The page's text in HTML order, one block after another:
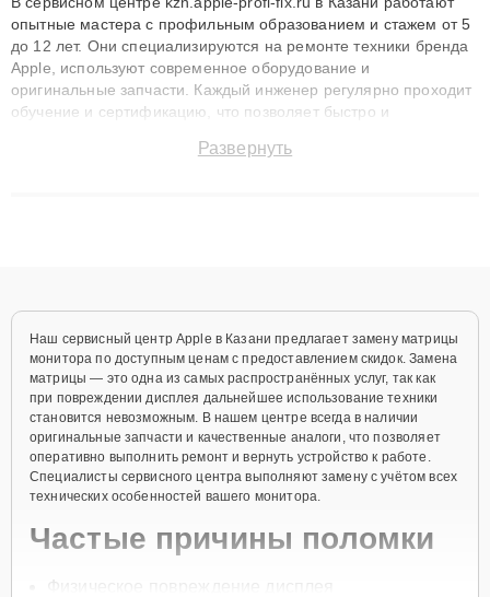
опытные мастера с профильным образованием и стажем от 5
до 12 лет. Они специализируются на ремонте техники бренда
Apple, используют современное оборудование и
оригинальные запчасти. Каждый инженер регулярно проходит
обучение и сертификацию, что позволяет быстро и
сохранением гарантии до 3 лет. Наши мастера решают
Развернуть
Наш сервисный центр Apple в Казани предлагает замену матрицы
монитора по доступным ценам с предоставлением скидок. Замена
матрицы — это одна из самых распространённых услуг, так как
при повреждении дисплея дальнейшее использование техники
становится невозможным. В нашем центре всегда в наличии
оригинальные запчасти и качественные аналоги, что позволяет
оперативно выполнить ремонт и вернуть устройство к работе.
Специалисты сервисного центра выполняют замену с учётом всех
технических особенностей вашего монитора.
Частые причины поломки